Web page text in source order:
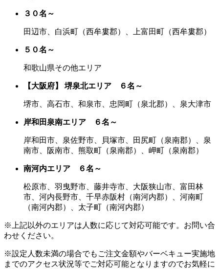
３０名～
田辺市、白浜町（西牟婁郡）、上富田町（西牟婁郡）
５０名～
和歌山県その他エリア
【大阪府】 堺泉北エリア ６名～
堺市、高石市、和泉市、忠岡町（泉北郡）、泉大津市
岸和田泉南エリア ６名～
岸和田市、泉佐野市、貝塚市、田尻町（泉南郡）、泉
南市、阪南市、熊取町（泉南郡）、岬町（泉南郡）
南河内エリア ６名～
松原市、羽曳野市、藤井寺市、大阪狭山市、富田林
市、河内長野市、千早赤阪村（南河内郡）、河南町
（南河内郡）、太子町（南河内郡）
※上記以外のエリアは人数に応じて対応可能です。お問い合
わせください。
※設定人数未満の場合でもご注文金額やバーベキュー実施地
までのアクセス状況等でご対応可能となりますのでお気軽に